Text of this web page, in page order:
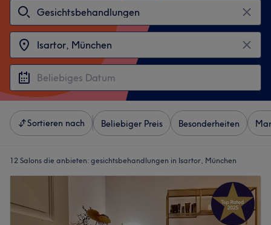
Sortieren nach Beliebiger Preis Besonderheiten
12 Salons die anbieten: gesichtsbehandlungen in Isartor, München